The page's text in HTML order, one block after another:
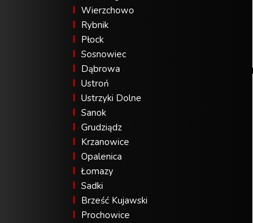
Wierzchowo
Rybnik
Płock
Sosnowiec
Dąbrowa
Ustroń
Ustrzyki Dolne
Sanok
Grudziądz
Krzanowice
Opalenica
Łomazy
Sadki
Brześć Kujawski
Prochowice